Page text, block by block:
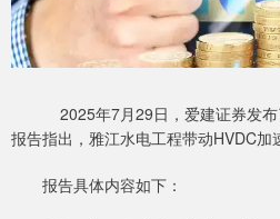
2025年7月29日，爱建证券发布
报告指出，雅江水电工程带动HVDC加
报告具体内容如下：